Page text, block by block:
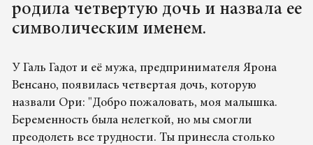
родила четвертую дочь и назвала ее
символическим именем.
У Галь Гадот и её мужа, предпринимателя Ярона
Венсано, появилась четвертая дочь, которую
назвали Ори: "Добро пожаловать, моя малышка.
Беременность была нелегкой, но мы смогли
преодолеть все трудности. Ты принесла столько